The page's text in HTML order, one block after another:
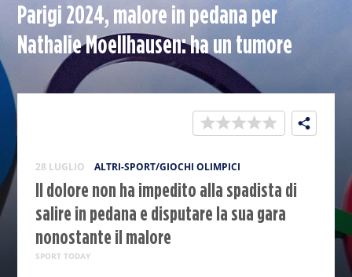
Parigi 2024, malore in pedana per
Nathalie Moellhausen: ha un tumore
28 LUGLIO ALTRI-SPORT/GIOCHI OLIMPICI
Il dolore non ha impedito alla spadista di
salire in pedana e disputare la sua gara
nonostante il malore
SPORT TODAY